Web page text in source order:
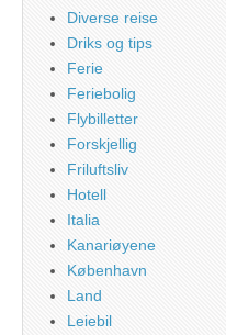
Diverse reise
Driks og tips
Ferie
Feriebolig
Flybilletter
Forskjellig
Friluftsliv
Hotell
Italia
Kanariøyene
København
Land
Leiebil